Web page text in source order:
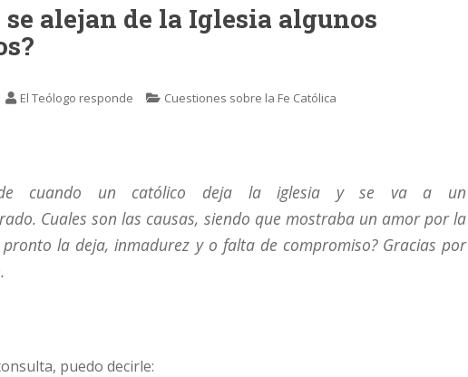
se alejan de la Iglesia algunos
El Teólogo responde Cuestiones sobre la Fe Católica
cuando un católico deja la iglesia y se va a un
Cuales son las causas, siendo que mostraba un amor por la
pronto la deja, inmadurez y o falta de compromiso? Gracias por
puedo decirle: